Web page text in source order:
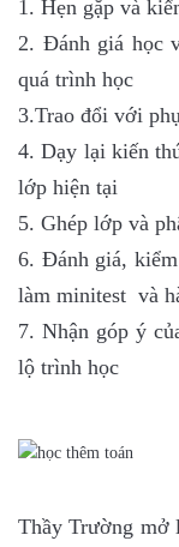
1. Hẹn gặp và
2. Đánh giá học
quá trình học
3.Trao đổi với
4. Dạy lại kiến
lớp hiện tại
5. Ghép lớp và
6. Đánh giá,
làm minitest và
7. Nhận góp ý
lộ trình học
Thầy Trường mở